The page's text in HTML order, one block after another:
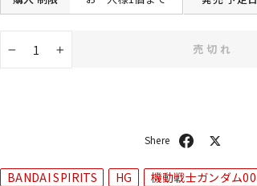
+
売切れ
シ
ア
ト
BANDAI SPIRITS HG 機動戦士ガンダム00